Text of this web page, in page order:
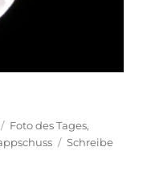
Kategorien
Foto des Tages,
Schreibe